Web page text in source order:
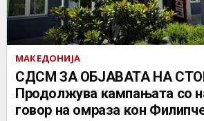
МАКЕДОНИЈА
СДСМ ЗА ОБЈАВАТА НА
Продолжува кампањата со
говор на омраза кон